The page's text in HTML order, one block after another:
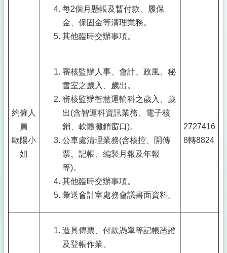
每2個月懸帳及暫付款、履保
金、保固金等清理業務。
其他臨時交辦事項。
約僱人
員
歐陽小
姐
審核監辦人事、會計、政風、秘
書室之歲入、歲出。
審核監辦智慧運輸科之歲入、歲
出(含智運科資訊業務、電子核
銷、軟體攤銷窗口)。
公車處清理業務(含核控、開傳
票、記帳、編製月報及年報
等)。
其他臨時交辦事項。
彙送會計室處務會議書面資料。
2727416
8轉8824
造具傳票、付款憑單等記帳憑證
及登帳作業。